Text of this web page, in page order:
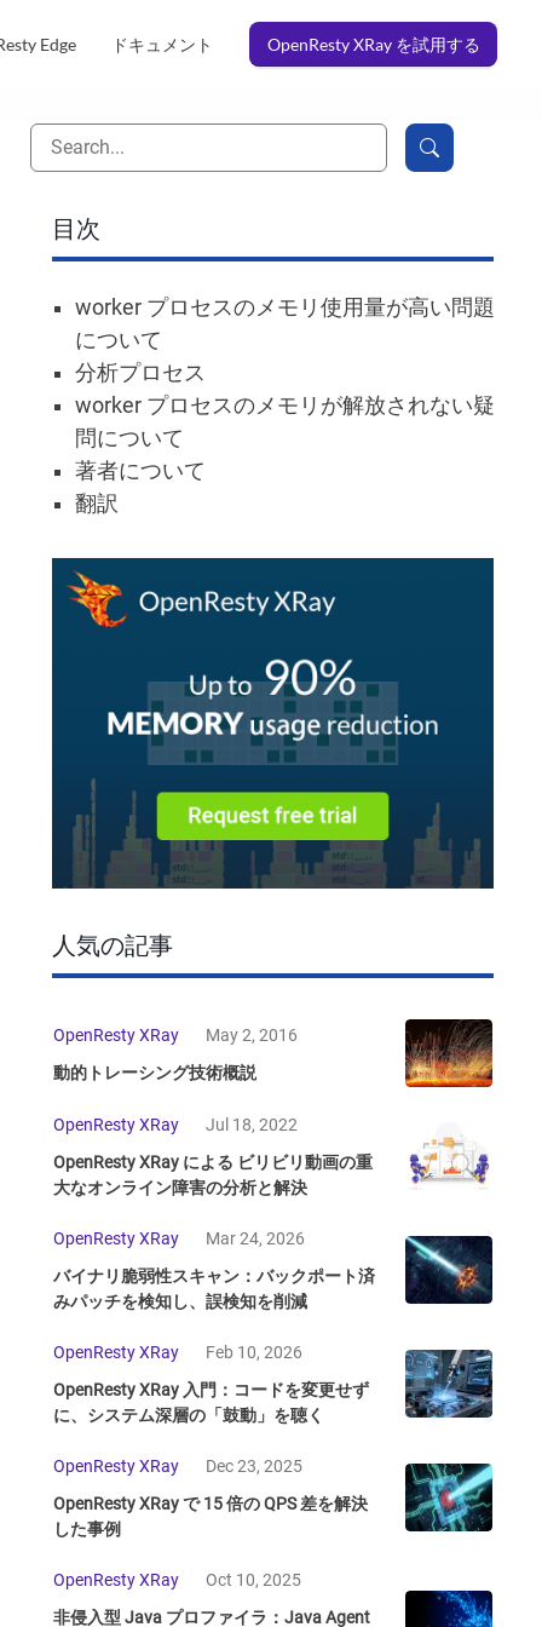
Edge ドキュメント OpenResty XRay を試用する
目次
worker プロセスのメモリ使用量が高い問題
について
分析プロセス
worker プロセスのメモリが解放されない疑
問について
著者について
翻訳
人気の記事
OpenResty XRay
May 2, 2016
動的トレーシング技術概説
OpenResty XRay
Jul 18, 2022
OpenResty XRay による ビリビリ動画の重
大なオンライン障害の分析と解決
OpenResty XRay
Mar 24, 2026
バイナリ脆弱性スキャン：バックポート済
みパッチを検知し、誤検知を削減
OpenResty XRay
Feb 10, 2026
OpenResty XRay 入門：コードを変更せず
に、システム深層の「鼓動」を聴く
OpenResty XRay
Dec 23, 2025
OpenResty XRay で 15 倍の QPS 差を解決
した事例
OpenResty XRay
Oct 10, 2025
非侵入型 Java プロファイラ：Java Agent